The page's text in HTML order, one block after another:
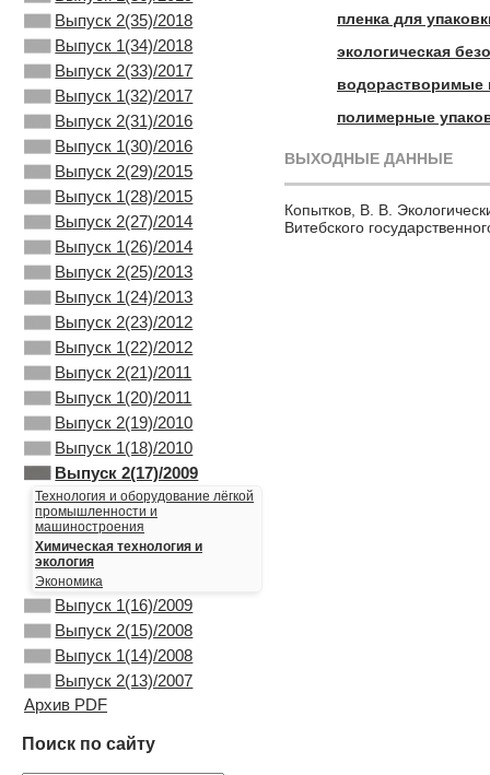
Выпуск 2(35)/2018
Выпуск 1(34)/2018
Выпуск 2(33)/2017
Выпуск 1(32)/2017
Выпуск 2(31)/2016
Выпуск 1(30)/2016
Выпуск 2(29)/2015
Выпуск 1(28)/2015
Выпуск 2(27)/2014
Выпуск 1(26)/2014
Выпуск 2(25)/2013
Выпуск 1(24)/2013
Выпуск 2(23)/2012
Выпуск 1(22)/2012
Выпуск 2(21)/2011
Выпуск 1(20)/2011
Выпуск 2(19)/2010
Выпуск 1(18)/2010
Выпуск 2(17)/2009
Технология и оборудование лёгкой
промышленности и
машиностроения
Химическая технология и
экология
Экономика
Выпуск 1(16)/2009
Выпуск 2(15)/2008
Выпуск 1(14)/2008
Выпуск 2(13)/2007
Архив PDF
Поиск по сайту
пленка для
экологическая
водорастворимые
полимерные
ВЫХОДНЫЕ ДАННЫЕ
Копытков, В. В.
Витебского